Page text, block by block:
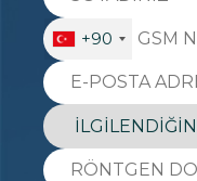
+90